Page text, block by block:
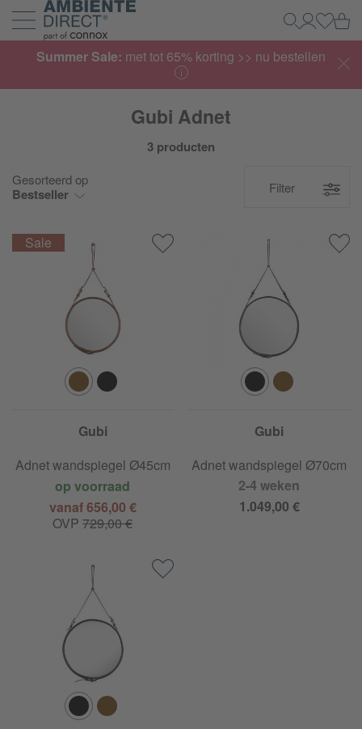
Home
Navigatie uit- en inklappen
Zoeken
Mijn
Summer Sale: met tot 65% korting >> nu bestellen
Gubi Adnet
3 producten
Gesorteerd op
Bestseller Filter
Gubi
Adnet wandspiegel Ø45cm
op voorraad
vanaf 656,00 €
OVP729,00 €
Gubi
Adnet wandspiegel Ø70cm
2-4 weken
1.049,00 €